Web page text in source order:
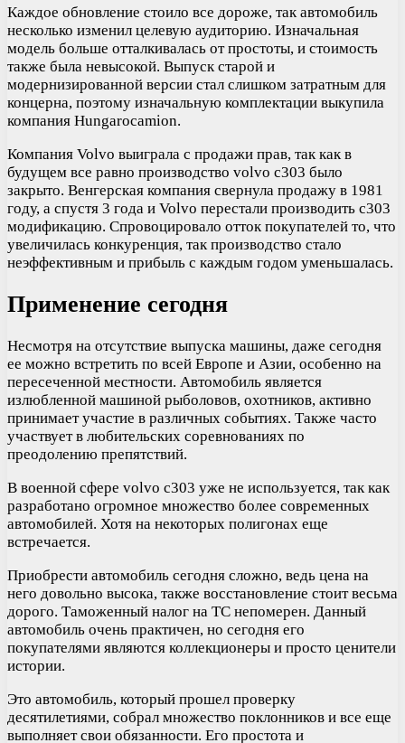
Каждое обновление стоило все дороже, так автомобиль
несколько изменил целевую аудиторию. Изначальная
модель больше отталкивалась от простоты, и стоимость
также была невысокой. Выпуск старой и
модернизированной версии стал слишком затратным для
концерна, поэтому изначальную комплектации выкупила
компания Hungarocamion.
Компания Volvo выиграла с продажи прав, так как в
будущем все равно производство volvo c303 было
закрыто. Венгерская компания свернула продажу в 1981
году, а спустя 3 года и Volvo перестали производить c303
модификацию. Спровоцировало отток покупателей то, что
увеличилась конкуренция, так производство стало
неэффективным и прибыль с каждым годом уменьшалась.
Применение сегодня
Несмотря на отсутствие выпуска машины, даже сегодня
ее можно встретить по всей Европе и Азии, особенно на
пересеченной местности. Автомобиль является
излюбленной машиной рыболовов, охотников, активно
принимает участие в различных событиях. Также часто
участвует в любительских соревнованиях по
преодолению препятствий.
В военной сфере volvo c303 уже не используется, так как
разработано огромное множество более современных
автомобилей. Хотя на некоторых полигонах еще
встречается.
Приобрести автомобиль сегодня сложно, ведь цена на
него довольно высока, также восстановление стоит весьма
дорого. Таможенный налог на ТС непомерен. Данный
автомобиль очень практичен, но сегодня его
покупателями являются коллекционеры и просто ценители
истории.
Это автомобиль, который прошел проверку
десятилетиями, собрал множество поклонников и все еще
выполняет свои обязанности. Его простота и